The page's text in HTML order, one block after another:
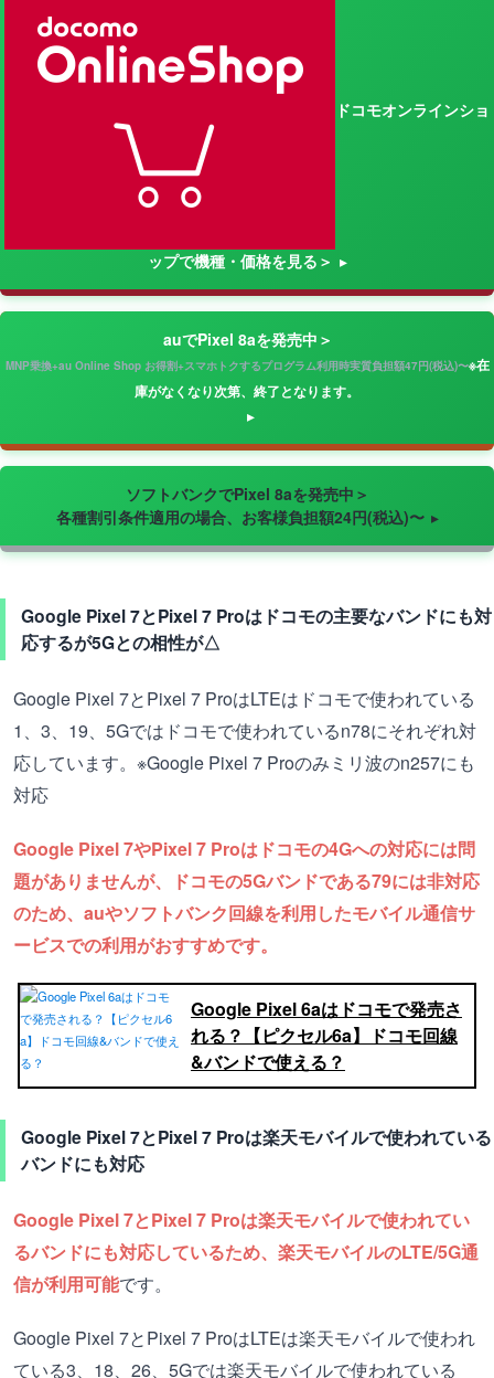
ドコモオンラインショ
ップで機種・価格を見る＞
auでPixel 8aを発売中＞
MNP乗換+au Online Shop お得割+スマホトクするプログラム利用時実質負担額47円(税込)〜※在
庫がなくなり次第、終了となります。
ソフトバンクでPixel 8aを発売中＞
各種割引条件適用の場合、お客様負担額24円(税込)〜
Google Pixel 7とPixel 7 Proはドコモの主要なバンドにも対
応するが5Gとの相性が△
Google Pixel 7とPixel 7 ProはLTEはドコモで使われている
1、3、19、5Gではドコモで使われているn78にそれぞれ対
応しています。※Google Pixel 7 Proのみミリ波のn257にも
対応
Google Pixel 7やPixel 7 Proはドコモの4Gへの対応には問
題がありませんが、ドコモの5Gバンドである79には非対応
のため、auやソフトバンク回線を利用したモバイル通信サ
ービスでの利用がおすすめです。
Google Pixel 6aはドコモで発売さ
れる？【ピクセル6a】ドコモ回線
&バンドで使える？
Google Pixel 7とPixel 7 Proは楽天モバイルで使われている
バンドにも対応
Google Pixel 7とPixel 7 Proは楽天モバイルで使われてい
るバンドにも対応しているため、楽天モバイルのLTE/5G通
信が利用可能です。
Google Pixel 7とPixel 7 ProはLTEは楽天モバイルで使われ
ている3、18、26、5Gでは楽天モバイルで使われている